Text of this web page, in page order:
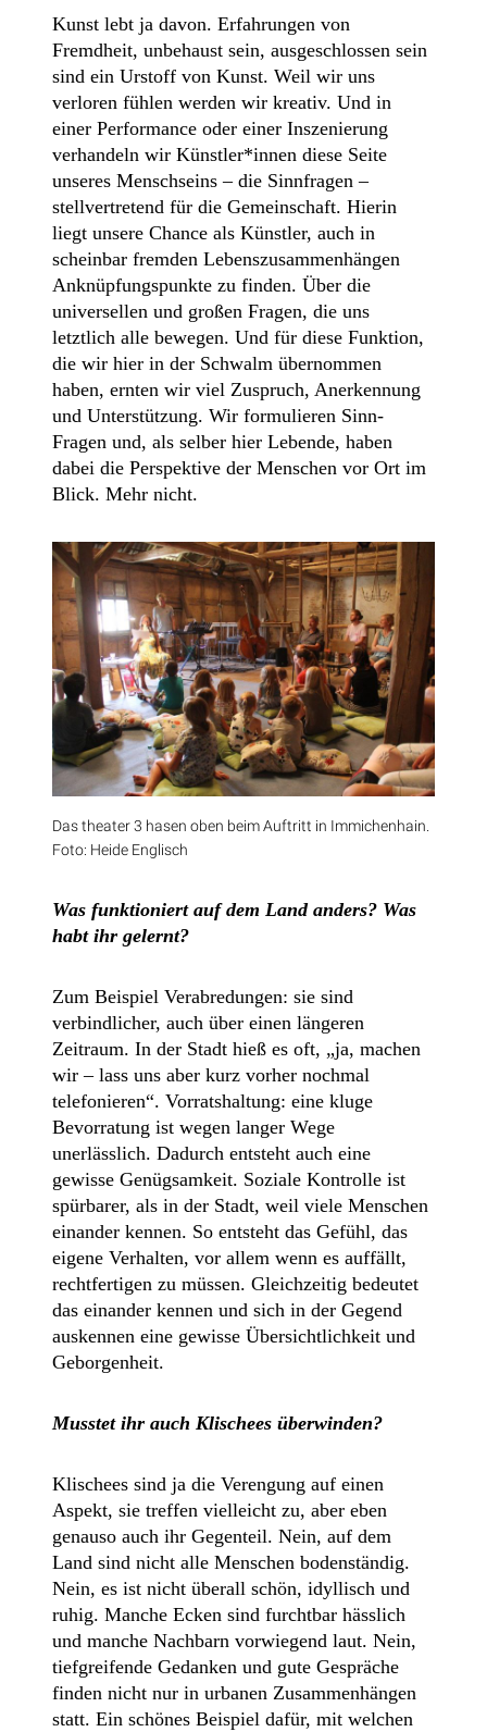
Kunst lebt ja davon. Erfahrungen von
Fremdheit, unbehaust sein, ausgeschlossen sein
sind ein Urstoff von Kunst. Weil wir uns
verloren fühlen werden wir kreativ. Und in
einer Performance oder einer Inszenierung
verhandeln wir Künstler*innen diese Seite
unseres Menschseins – die Sinnfragen –
stellvertretend für die Gemeinschaft. Hierin
liegt unsere Chance als Künstler, auch in
scheinbar fremden Lebenszusammenhängen
Anknüpfungspunkte zu finden. Über die
universellen und großen Fragen, die uns
letztlich alle bewegen. Und für diese Funktion,
die wir hier in der Schwalm übernommen
haben, ernten wir viel Zuspruch, Anerkennung
und Unterstützung. Wir formulieren Sinn-
Fragen und, als selber hier Lebende, haben
dabei die Perspektive der Menschen vor Ort im
Blick. Mehr nicht.
Das theater 3 hasen oben beim Auftritt in Immichenhain.
Foto: Heide Englisch
Was funktioniert auf dem Land anders? Was
habt ihr gelernt?
Zum Beispiel Verabredungen: sie sind
verbindlicher, auch über einen längeren
Zeitraum. In der Stadt hieß es oft, „ja, machen
wir – lass uns aber kurz vorher nochmal
telefonieren“. Vorratshaltung: eine kluge
Bevorratung ist wegen langer Wege
unerlässlich. Dadurch entsteht auch eine
gewisse Genügsamkeit. Soziale Kontrolle ist
spürbarer, als in der Stadt, weil viele Menschen
einander kennen. So entsteht das Gefühl, das
eigene Verhalten, vor allem wenn es auffällt,
rechtfertigen zu müssen. Gleichzeitig bedeutet
das einander kennen und sich in der Gegend
auskennen eine gewisse Übersichtlichkeit und
Geborgenheit.
Musstet ihr auch Klischees überwinden?
Klischees sind ja die Verengung auf einen
Aspekt, sie treffen vielleicht zu, aber eben
genauso auch ihr Gegenteil. Nein, auf dem
Land sind nicht alle Menschen bodenständig.
Nein, es ist nicht überall schön, idyllisch und
ruhig. Manche Ecken sind furchtbar hässlich
und manche Nachbarn vorwiegend laut. Nein,
tiefgreifende Gedanken und gute Gespräche
finden nicht nur in urbanen Zusammenhängen
statt. Ein schönes Beispiel dafür, mit welchen